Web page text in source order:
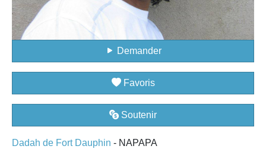
Demander
Favoris
Soutenir
Dadah de Fort Dauphin - NAPAPA